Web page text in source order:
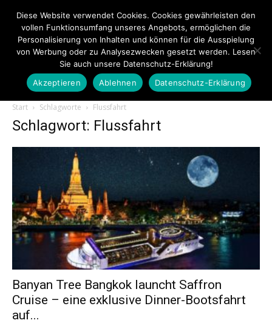
Touristiknews.de
Touristiknews
und
Reiseempfehlungen.
Start Schlagworte Flussfahrt
Schlagwort: Flussfahrt
Banyan Tree Bangkok launcht Saffron
Cruise – eine exklusive Dinner-Bootsfahrt
auf...
Diese Website verwendet Cookies. Cookies gewährleisten den
vollen Funktionsumfang unseres Angebots, ermöglichen die
Personalisierung von Inhalten und können für die Ausspielung
von Werbung oder zu Analysezwecken gesetzt werden. Lesen
Sie auch unsere Datenschutz-Erklärung!
Akzeptieren
Ablehnen Datenschutz-Erklärung